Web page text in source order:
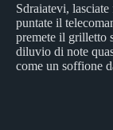
​Sdraiatevi,
puntate il
premete il grilletto
diluvio di note
come un soffione